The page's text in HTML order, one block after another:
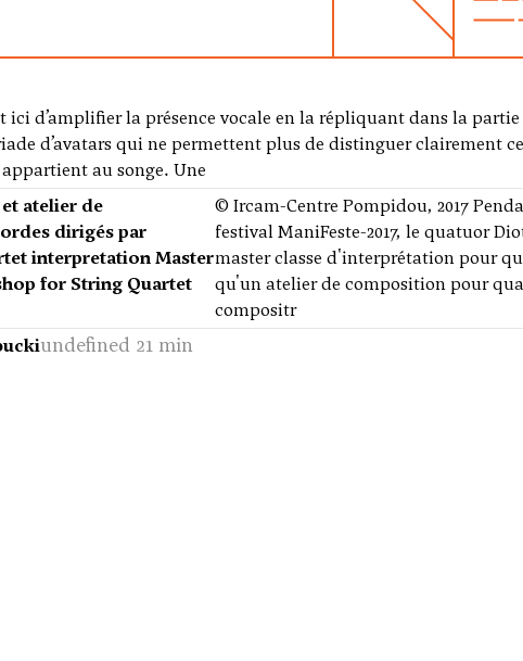
ici d’amplifier la présence vocale en la répliquant dans la
d’avatars qui ne permettent plus de distinguer clairement
au songe. Une
atelier de
dirigés par
interpretation Master
for String Quartet
© Ircam-Centre Pompidou, 2017
festival ManiFeste-2017, le quatuor
master classe d'interprétation pour
qu'un atelier de composition pour
compositr
undefined 21 min